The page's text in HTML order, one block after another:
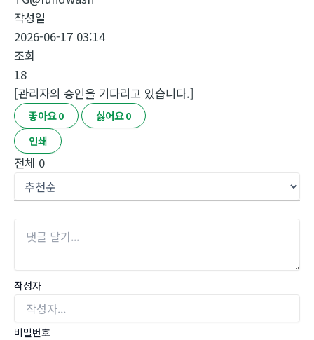
작성일
2026-06-17 03:14
조회
18
[관리자의 승인을 기다리고 있습니다.]
좋아요0 싫어요0
인쇄
전체 0
작성자
비밀번호